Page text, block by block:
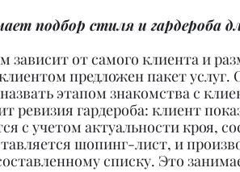
подбор стиля и гардероба
зависит от самого клиента и
предложен пакет услуг.
этапом знакомства с
ревизия гардероба: клиент
с учетом актуальности кроя,
шопинг-лист, и
списку. Это